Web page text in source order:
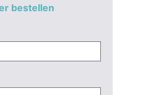
bestellen